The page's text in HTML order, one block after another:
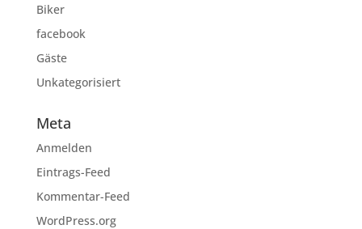
Biker
facebook
Gäste
Unkategorisiert
Meta
Anmelden
Eintrags-Feed
Kommentar-Feed
WordPress.org